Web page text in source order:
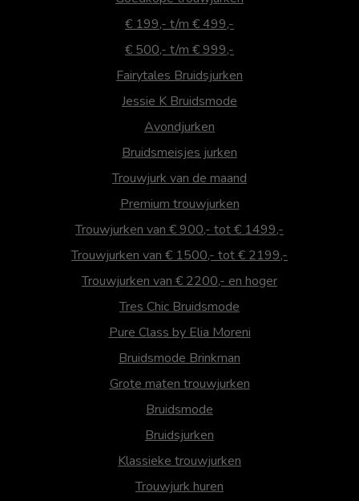
€ 199,- t/m € 499,-
€ 500,- t/m € 999,-
Fairytales Bruidsjurken
Jessie K Bruidsmode
Avondjurken
Bruidsmeisjes jurken
Trouwjurk van de maand
Premium trouwjurken
Trouwjurken van € 900,- tot € 1499,-
Trouwjurken van € 1500,- tot € 2199,-
Trouwjurken van € 2200,- en hoger
Tres Chic Bruidsmode
Pure Class by Elia Moreni
Bruidsmode Brinkman
Grote maten trouwjurken
Bruidsmode
Bruidsjurken
Klassieke trouwjurken
Trouwjurk huren